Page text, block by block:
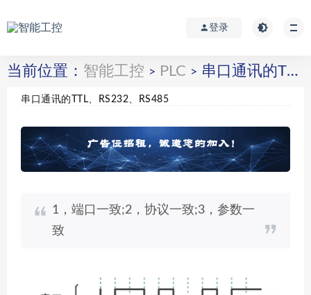
登录
当前位置： 智能工控 > PLC > 串口通讯的TTL、RS232、RS485
串口通讯的TTL、RS232、RS485
1，端口一致;2，协议一致;3，参数一
致